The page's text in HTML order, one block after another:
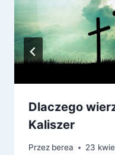
Dlaczego
Kaliszer
Przez berea 23